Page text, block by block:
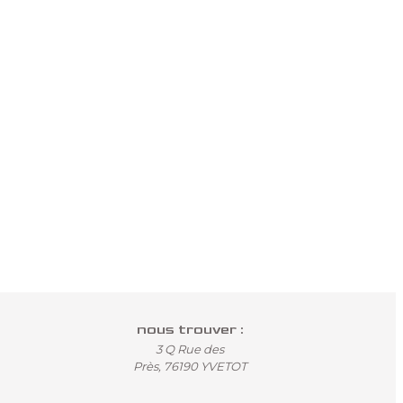
nous trouver :
3 Q Rue des
Près, 76190 YVETOT